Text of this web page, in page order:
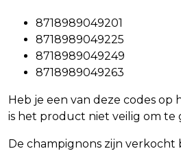
8718989049201
8718989049225
8718989049249
8718989049263
Heb je een van deze codes op
is het product niet veilig om te
De champignons zijn verkocht